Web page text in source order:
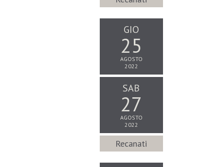
GIO
25
AGOSTO
2022
SAB
27
AGOSTO
2022
Recanati